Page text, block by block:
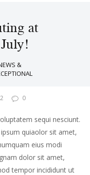
at
&
2 0
sequi nesciunt.
quiaolor sit amet,
eius modi
dolor sit amet,
tempor incididunt ut